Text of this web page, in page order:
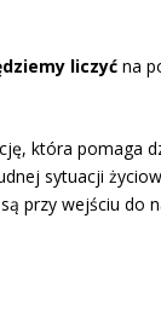
liczyć na
która pomaga
sytuacji
przy wejściu do